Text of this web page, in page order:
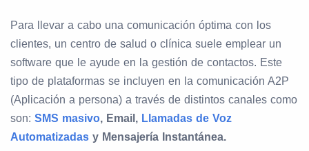
Para llevar a cabo una comunicación óptima con los
clientes, un centro de salud o clínica suele emplear un
software que le ayude en la gestión de contactos. Este
tipo de plataformas se incluyen en la comunicación A2P
(Aplicación a persona) a través de distintos canales como
son: SMS masivo, Email, Llamadas de Voz
Automatizadas y Mensajería Instantánea.